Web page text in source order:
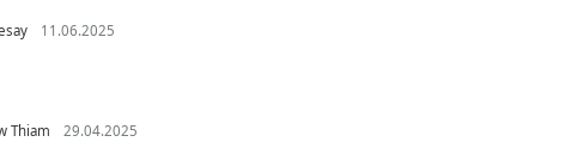
11.06.2025
Thiam 29.04.2025